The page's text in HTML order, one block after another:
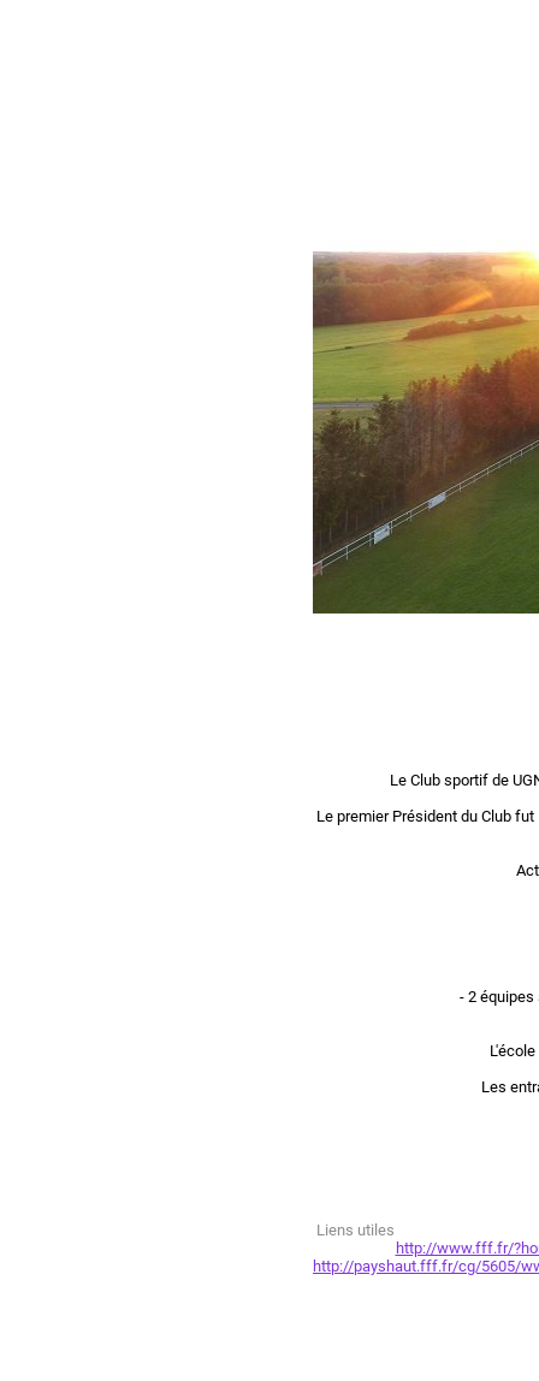
Le Club sportif de
Le premier Président du Club
- 2
Les
Liens utiles
http://www.fff.fr/
http://payshaut.fff.fr/cg/5605/